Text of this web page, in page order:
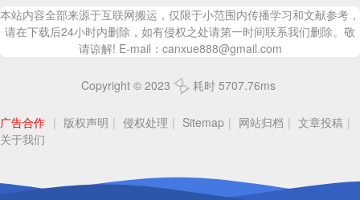
本站内容全部来源于互联网搬运，仅限于小范围内传播学习和文献参考，
请在下载后24小时内删除，如有侵权之处请第一时间联系我们删除。敬
请谅解! E-mail：canxue888@gmail.com
Copyright © 2023 耗时 5707.76ms
广告合作 | 版权声明 | 侵权处理 | Sitemap | 网站归档 | 文章投稿 |
关于我们